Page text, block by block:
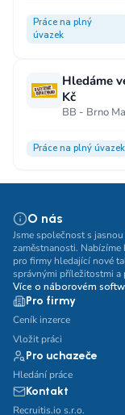
Práce na plný
úvazek
Hledáme
Kč
BB - Brno
Práce na plný úvazek
O nás
Jsme společnost s
zaměstnanosti. Nabízíme
pro firmy hledající nové
správnými příležitostmi a
Více o náborovém
Pro firmy
Ceník inzerce
Vložit práci
Pro uchazeče
Hledání práce
Kontakt
Recruitis.io s.r.o.